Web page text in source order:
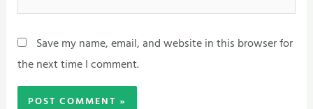
Save my name, email, and website in this browser for
the next time I comment.